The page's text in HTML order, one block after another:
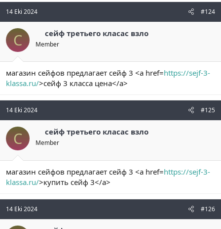
14 Eki 2024 #124
С сейф третьего класас взло
Member
магазин сейфов предлагает сейф 3 <a href=https://sejf-3-
klassa.ru/>сейф 3 класса цена</a>
14 Eki 2024 #125
С сейф третьего класас взло
Member
магазин сейфов предлагает сейф 3 <a href=https://sejf-3-
klassa.ru/>купить сейф 3</a>
14 Eki 2024 #126